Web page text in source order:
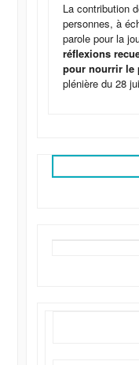
La contribution
personnes, à
parole pour la
réflexions
pour nourrir le
plénière du 28